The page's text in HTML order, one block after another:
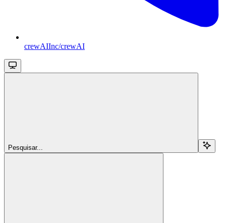
crewAIInc/crewAI
Pesquisar...